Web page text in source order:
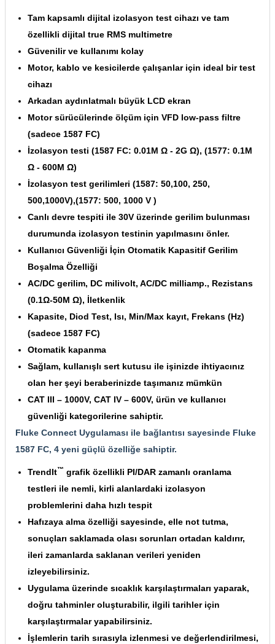
Tam kapsamlı dijital izolasyon test cihazı ve tam
özellikli dijital true RMS multimetre
Güvenilir ve kullanımı kolay
Motor, kablo ve kesicilerde çalışanlar için ideal bir test
cihazı
Arkadan aydınlatmalı büyük LCD ekran
Motor sürücülerinde ölçüm için VFD low-pass filtre
(sadece 1587 FC)
İzolasyon testi (1587 FC: 0.01M Ω - 2G Ω), (1577: 0.1M
Ω - 600M Ω)
İzolasyon test gerilimleri (1587: 50,100, 250,
500,1000V),(1577: 500, 1000 V )
Canlı devre tespiti ile 30V üzerinde gerilim bulunması
durumunda izolasyon testinin yapılmasını önler.
Kullanıcı Güvenliği İçin Otomatik Kapasitif Gerilim
Boşalma Özelliği
AC/DC gerilim, DC milivolt, AC/DC milliamp., Rezistans
(0.1Ω-50M Ω), İletkenlik
Kapasite, Diod Test, Isı, Min/Max kayıt, Frekans (Hz)
(sadece 1587 FC)
Otomatik kapanma
Sağlam, kullanışlı sert kutusu ile işinizde ihtiyacınız
olan her şeyi beraberinizde taşımanız mümkün
CAT III – 1000V, CAT IV – 600V, ürün ve kullanıcı
güvenliği kategorilerine sahiptir.
Fluke Connect Uygulaması ile bağlantısı sayesinde Fluke
1587 FC, 4 yeni güçlü özelliğe sahiptir.
TrendIt™ grafik özellikli PI/DAR zamanlı oranlama
testleri ile nemli, kirli alanlardaki izolasyon
problemlerini daha hızlı tespit
Hafızaya alma özelliği sayesinde, elle not tutma,
sonuçları saklamada olası sorunları ortadan kaldırır,
ileri zamanlarda saklanan verileri yeniden
izleyebilirsiniz.
Uygulama üzerinde sıcaklık karşılaştırmaları yaparak,
doğru tahminler oluşturabilir, ilgili tarihler için
karşılaştırmalar yapabilirsiniz.
İşlemlerin tarih sırasıyla izlenmesi ve değerlendirilmesi,